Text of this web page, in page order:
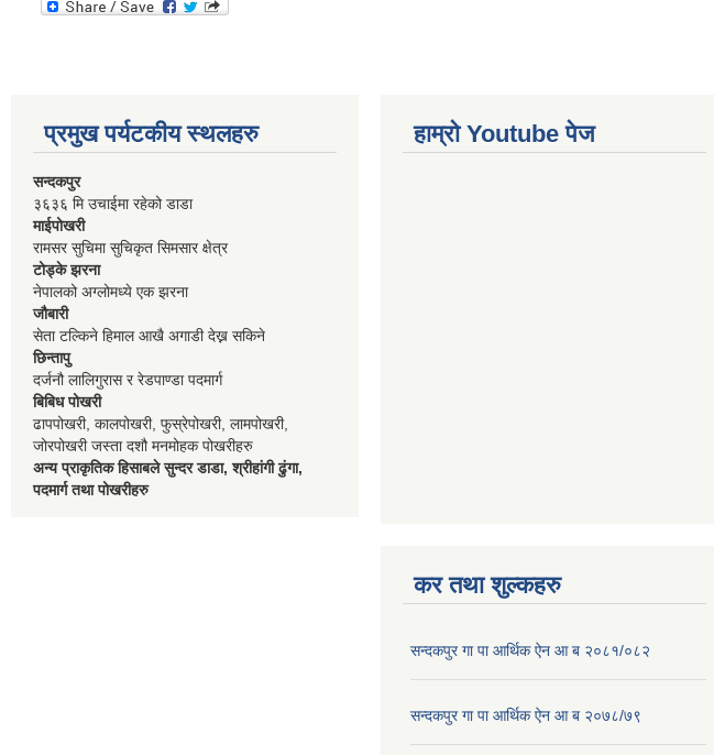
प्रमुख पर्यटकीय स्थलहरु
सन्दकपुर
३६३६ मि उचाईमा रहेको डाडा
माईपोखरी
रामसर सुचिमा सुचिकृत सिमसार क्षेत्र
टोड्के झरना
नेपालको अग्लोमध्ये एक झरना
जौबारी
सेता टल्किने हिमाल आखै अगाडी देख्न सकिने
छिन्तापु
दर्जनौ लालिगुरास र रेडपाण्डा पदमार्ग
बिबिध पोखरी
ढापपोखरी, कालपोखरी, फुस्रेपोखरी, लामपोखरी,
जोरपोखरी जस्ता दशौ मनमोहक पोखरीहरु
अन्य प्राकृतिक हिसाबले सुन्दर डाडा, श्रीहांगी ढुंगा,
पदमार्ग तथा पोखरीहरु
हाम्रो Youtube पेज
कर तथा शुल्कहरु
सन्दकपुर गा पा आर्थिक ऐन आ ब २०८१/०८२
सन्दकपुर गा पा आर्थिक ऐन आ ब २०७८/७९